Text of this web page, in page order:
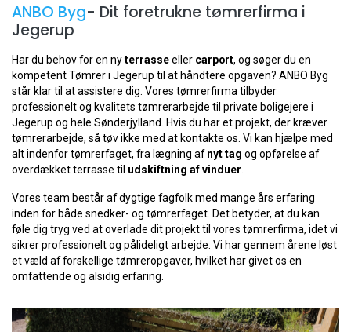
ANBO Byg- Dit foretrukne tømrerfirma i
Jegerup
Har du behov for en nyterrasseeller carport, og søger du en
kompetent Tømrer i Jegerup til at håndtere opgaven? ANBO Byg
står klar til at assistere dig. Vores tømrerfirma tilbyder
professionelt og kvalitets tømrerarbejde til private boligejere i
Jegerup og hele Sønderjylland. Hvis du har et projekt, der kræver
tømrerarbejde, så tøv ikke med at kontakte os. Vi kan hjælpe med
alt indenfor tømrerfaget, fra lægning afnyt tag og opførelse af
overdækket terrasse til udskiftning af vinduer
Vores team består af dygtige fagfolk med mange års erfaring
inden for både snedker- og tømrerfaget. Det betyder, at du kan
føle dig tryg ved at overlade dit projekt til vores tømrerfirma, idet vi
sikrer professionelt og pålideligt arbejde. Vi har gennem årene løst
et væld af forskellige tømreropgaver, hvilket har givet os en
omfattende og alsidig erfaring.